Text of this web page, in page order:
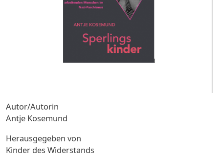
Autor/Autorin
Antje Kosemund
Herausgegeben von
Kinder des Widerstands